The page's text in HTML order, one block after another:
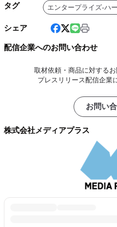
タグ エンタープライズ-ハ
シェア
配信企業へのお問い合わせ
取材依頼・商品に対するお
プレスリリース配信企業
お問い
株式会社メディアプラス